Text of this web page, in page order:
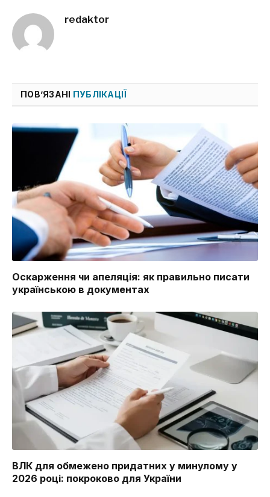
redaktor
ПОВ’ЯЗАНІ ПУБЛІКАЦІЇ
Оскарження чи апеляція: як правильно писати
українською в документах
ВЛК для обмежено придатних у минулому у
2026 році: покроково для України